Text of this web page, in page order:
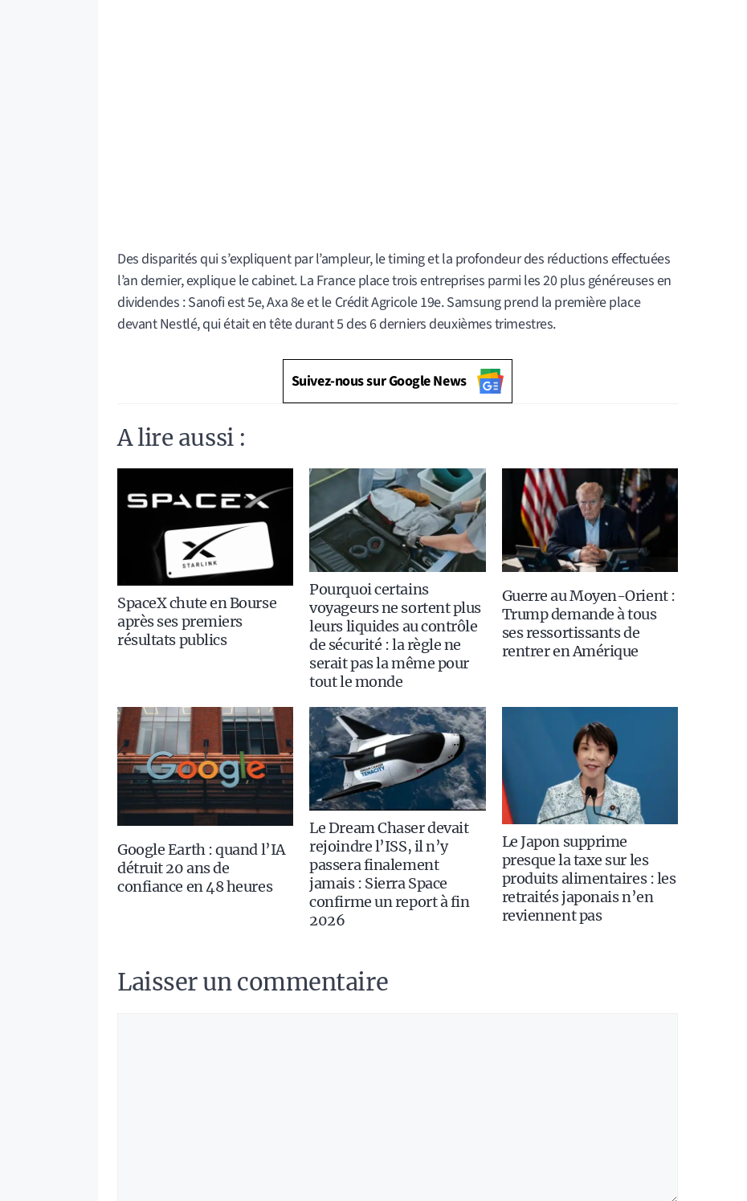
Des disparités qui s’expliquent par l’ampleur, le timing et la profondeur des réductions effectuées
l’an dernier, explique le cabinet. La France place trois entreprises parmi les 20 plus généreuses en
dividendes : Sanofi est 5e, Axa 8e et le Crédit Agricole 19e. Samsung prend la première place
devant Nestlé, qui était en tête durant 5 des 6 derniers deuxièmes trimestres.
Suivez-nous sur Google News
A lire aussi :
SpaceX chute en Bourse
après ses premiers
résultats publics
Pourquoi certains
voyageurs ne sortent plus
leurs liquides au contrôle
de sécurité : la règle ne
serait pas la même pour
tout le monde
Guerre au Moyen-Orient :
Trump demande à tous
ses ressortissants de
rentrer en Amérique
Google Earth : quand l’IA
détruit 20 ans de
confiance en 48 heures
Le Dream Chaser devait
rejoindre l’ISS, il n’y
passera finalement
jamais : Sierra Space
confirme un report à fin
2026
Le Japon supprime
presque la taxe sur les
produits alimentaires : les
retraités japonais n’en
reviennent pas
Laisser un commentaire